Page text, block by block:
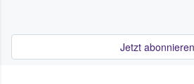
Jetzt abonnieren